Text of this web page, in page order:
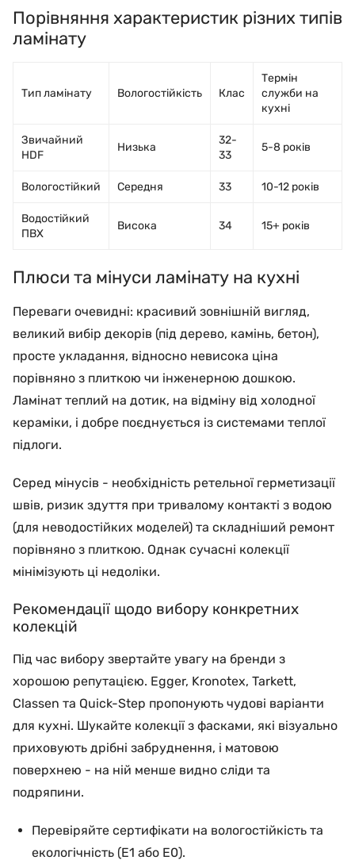
Порівняння характеристик різних типів
ламінату
Тип ламінату Вологостійкість Клас
Термін
служби на
кухні
Звичайний
HDF
Низька
32-
33
5-8 років
Вологостійкий Середня 33 10-12 років
Водостійкий
ПВХ
Висока 34 15+ років
Плюси та мінуси ламінату на кухні
Переваги очевидні: красивий зовнішній вигляд,
великий вибір декорів (під дерево, камінь, бетон),
просте укладання, відносно невисока ціна
порівняно з плиткою чи інженерною дошкою.
Ламінат теплий на дотик, на відміну від холодної
кераміки, і добре поєднується із системами теплої
підлоги.
Серед мінусів - необхідність ретельної герметизації
швів, ризик здуття при тривалому контакті з водою
(для неводостійких моделей) та складніший ремонт
порівняно з плиткою. Однак сучасні колекції
мінімізують ці недоліки.
Рекомендації щодо вибору конкретних
колекцій
Під час вибору звертайте увагу на бренди з
хорошою репутацією. Egger, Kronotex, Tarkett,
Classen та Quick-Step пропонують чудові варіанти
для кухні. Шукайте колекції з фасками, які візуально
приховують дрібні забруднення, і матовою
поверхнею - на ній менше видно сліди та
подряпини.
Перевіряйте сертифікати на вологостійкість та
екологічність (E1 або E0).